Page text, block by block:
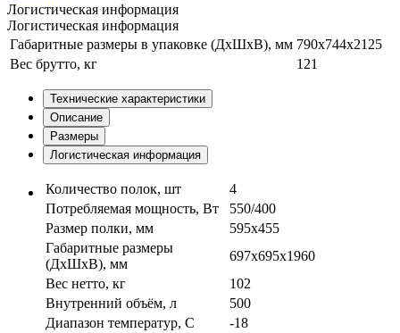
Логистическая информация
Логистическая информация
Габаритные размеры в упаковке (ДхШхВ), мм 790х744х2125
Вес брутто, кг
121
Технические характеристики
Описание
Размеры
Логистическая информация
Количество полок, шт
4
Потребляемая мощность, Вт
550/400
Размер полки, мм
595х455
Габаритные размеры
(ДхШхВ), мм
697х695х1960
Вес нетто, кг
102
Внутренний объём, л
500
Диапазон температур, C
-18